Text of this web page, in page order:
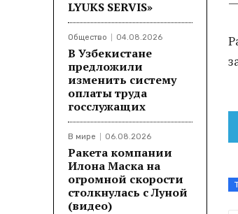
LYUKS SERVIS»
Общество 04.08.2026
В Узбекистане
предложили
изменить систему
оплаты труда
госслужащих
В мире 06.08.2026
Ракета компании
Илона Маска на
огромной скорости
столкнулась с Луной
(видео)